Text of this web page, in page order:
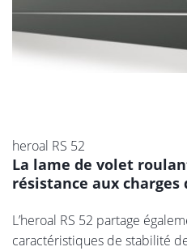
heroal RS 52
La lame de volet
résistance aux charges
L’heroal RS 52 partage
caractéristiques de stabilité